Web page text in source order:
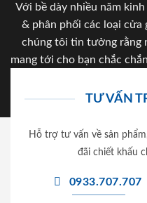
Với bề dày nhiều năm
& phân phối các loại cửa
chúng tôi tin tưởng rằng
mang tới cho bạn chắc
TƯ VẤN
Hỗ trợ tư vấn về sản
đãi chiết khấu
0933.707.707